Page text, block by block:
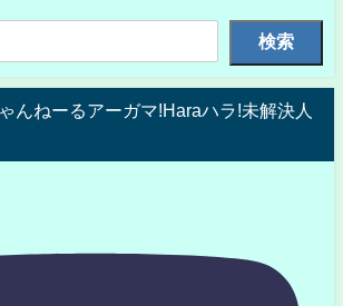
検索
んねーるアーガマ!Haraハラ!未解決人